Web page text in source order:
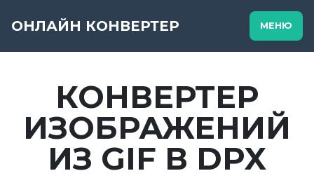
ОНЛАЙН КОНВЕРТЕР МЕНЮ
КОНВЕРТЕР
ИЗОБРАЖЕНИЙ
ИЗ GIF В DPX